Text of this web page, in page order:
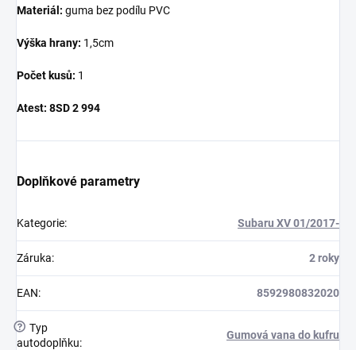
Materiál: guma bez podílu PVC
Výška hrany: 1,5cm
Počet kusů: 1
Atest: 8SD 2 994
Doplňkové parametry
Kategorie: Subaru XV 01/2017-
Záruka: 2 roky
EAN: 8592980832020
? Typ
autodoplňku:
Gumová vana do kufru